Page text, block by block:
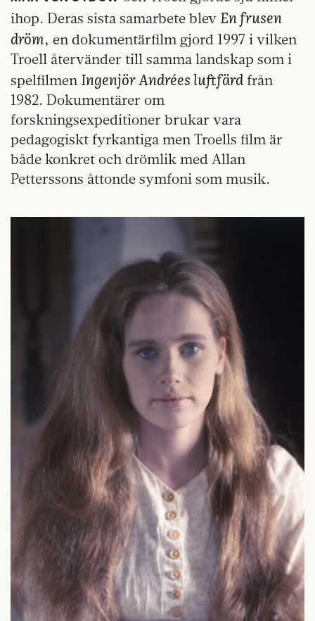
ihop. Deras sista samarbete blev En frusen
dröm, en dokumentärfilm gjord 1997 i vilken
Troell återvänder till samma landskap som i
spelfilmen Ingenjör Andrées luftfärdfrån
1982. Dokumentärer om
forskningsexpeditioner brukar vara
pedagogiskt fyrkantiga men Troells film är
både konkret och drömlik med Allan
Petterssons åttonde symfoni som musik.